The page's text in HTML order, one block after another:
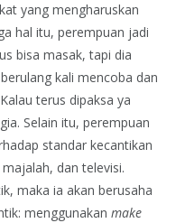
yang mengharuskan
hal itu, perempuan jadi
bisa masak, tapi dia
kali mencoba dan
terus dipaksa ya
Selain itu, perempuan
standar kecantikan
dan televisi.
maka ia akan berusaha
menggunakan make